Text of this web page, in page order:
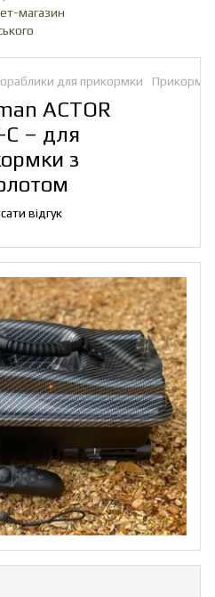
для прикормки
ACTOR
С – для
з
відгук